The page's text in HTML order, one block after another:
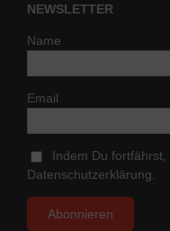
NEWSLETTER
Name
Email
Indem Du
Datenschutzerklärung.